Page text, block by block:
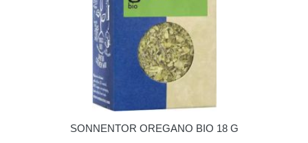
SONNENTOR OREGANO BIO 18 G